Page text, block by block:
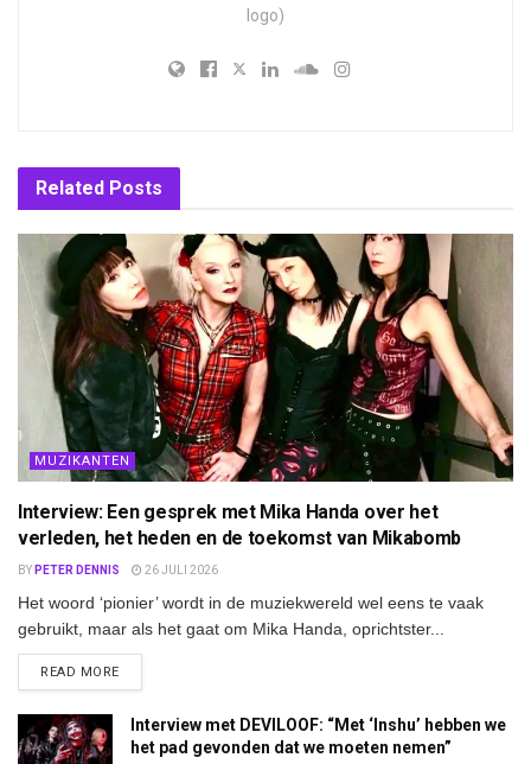
logo)
Related Posts
MUZIKANTEN
Interview: Een gesprek met Mika Handa over het
verleden, het heden en de toekomst van Mikabomb
BY PETER DENNIS 26 JULI 2026
Het woord ‘pionier’ wordt in de muziekwereld wel eens te vaak
gebruikt, maar als het gaat om Mika Handa, oprichtster...
READ MOREDETAILS
Interview met DEVILOOF: “Met ‘Inshu’ hebben we
het pad gevonden dat we moeten nemen”